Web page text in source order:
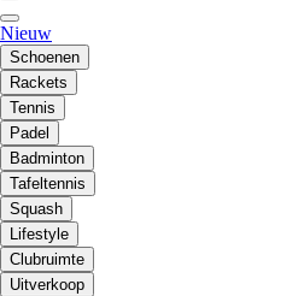
Nieuw
Schoenen
Rackets
Tennis
Padel
Badminton
Tafeltennis
Squash
Lifestyle
Clubruimte
Uitverkoop